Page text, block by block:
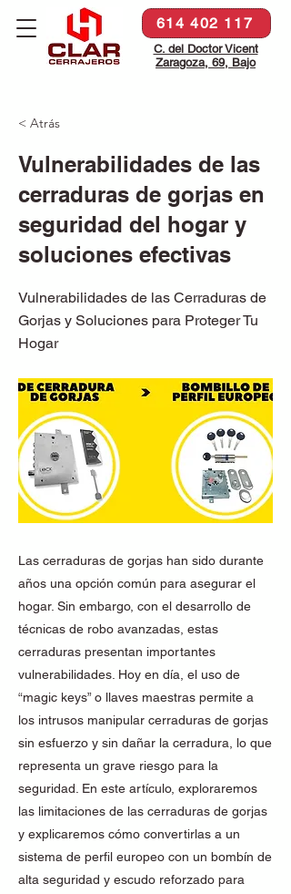
614 402 117
C. del Doctor Vicent
Zaragoza, 69, Bajo
< Atrás
Vulnerabilidades de las
cerraduras de gorjas en
seguridad del hogar y
soluciones efectivas
Vulnerabilidades de las Cerraduras de
Gorjas y Soluciones para Proteger Tu
Hogar
Las cerraduras de gorjas han sido durante
años una opción común para asegurar el
hogar. Sin embargo, con el desarrollo de
técnicas de robo avanzadas, estas
cerraduras presentan importantes
vulnerabilidades. Hoy en día, el uso de
“magic keys” o llaves maestras permite a
los intrusos manipular cerraduras de gorjas
sin esfuerzo y sin dañar la cerradura, lo que
representa un grave riesgo para la
seguridad. En este artículo, exploraremos
las limitaciones de las cerraduras de gorjas
y explicaremos cómo convertirlas a un
sistema de perfil europeo con un bombín de
alta seguridad y escudo reforzado para